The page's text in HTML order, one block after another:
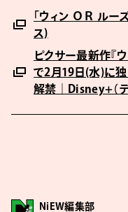
「ウィン ＯＲ ル
ス)
ピクサー最新作『
で2月19日(水)に独
解禁｜Disney+（
NiEW編集部